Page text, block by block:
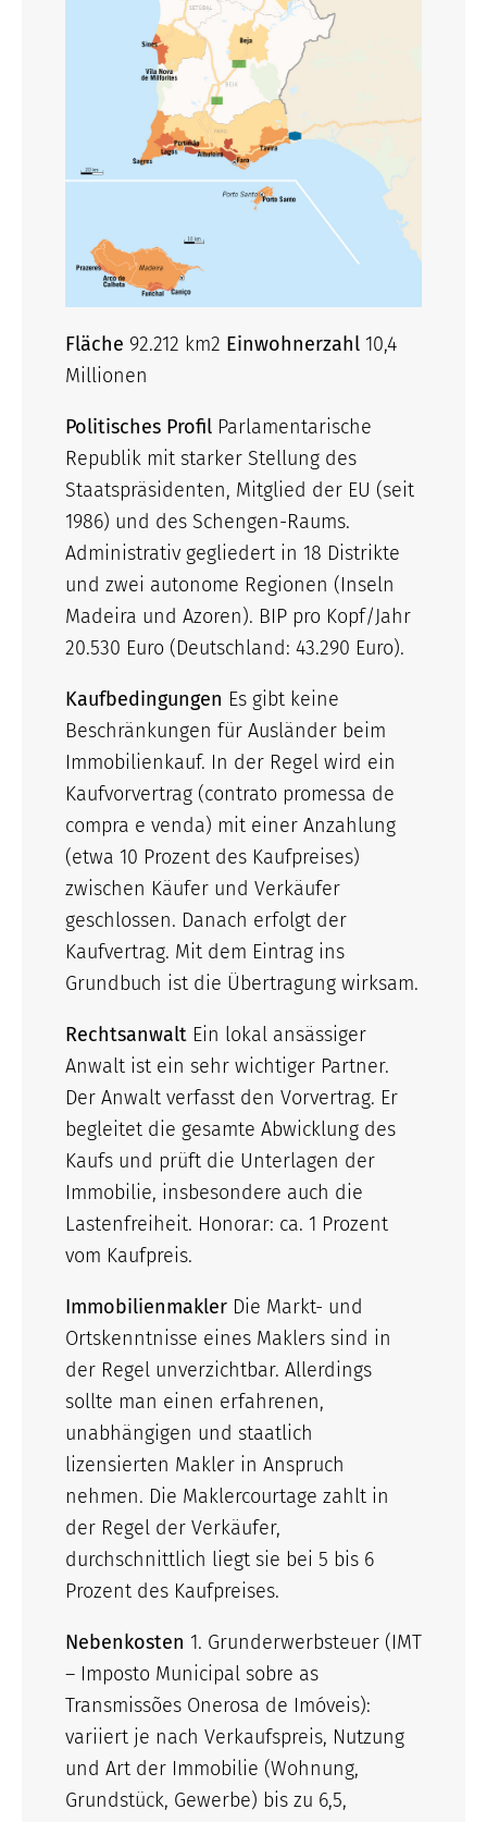
Fläche 92.212 km2 Einwohnerzahl 10,4
Millionen
Politisches Profil Parlamentarische
Republik mit starker Stellung des
Staatspräsidenten, Mitglied der EU (seit
1986) und des Schengen-Raums.
Administrativ gegliedert in 18 Distrikte
und zwei autonome Regionen (Inseln
Madeira und Azoren). BIP pro Kopf/Jahr
20.530 Euro (Deutschland: 43.290 Euro).
Kaufbedingungen Es gibt keine
Beschränkungen für Ausländer beim
Immobilienkauf. In der Regel wird ein
Kaufvorvertrag (contrato promessa de
compra e venda) mit einer Anzahlung
(etwa 10 Prozent des Kaufpreises)
zwischen Käufer und Verkäufer
geschlossen. Danach erfolgt der
Kaufvertrag. Mit dem Eintrag ins
Grundbuch ist die Übertragung wirksam.
Rechtsanwalt Ein lokal ansässiger
Anwalt ist ein sehr wichtiger Partner.
Der Anwalt verfasst den Vorvertrag. Er
begleitet die gesamte Abwicklung des
Kaufs und prüft die Unterlagen der
Immobilie, insbesondere auch die
Lastenfreiheit. Honorar: ca. 1 Prozent
vom Kaufpreis.
Immobilienmakler Die Markt- und
Ortskenntnisse eines Maklers sind in
der Regel unverzichtbar. Allerdings
sollte man einen erfahrenen,
unabhängigen und staatlich
lizensierten Makler in Anspruch
nehmen. Die Maklercourtage zahlt in
der Regel der Verkäufer,
durchschnittlich liegt sie bei 5 bis 6
Prozent des Kaufpreises.
Nebenkosten 1. Grunderwerbsteuer (IMT
– Imposto Municipal sobre as
Transmissões Onerosa de Imóveis):
variiert je nach Verkaufspreis, Nutzung
und Art der Immobilie (Wohnung,
Grundstück, Gewerbe) bis zu 6,5,